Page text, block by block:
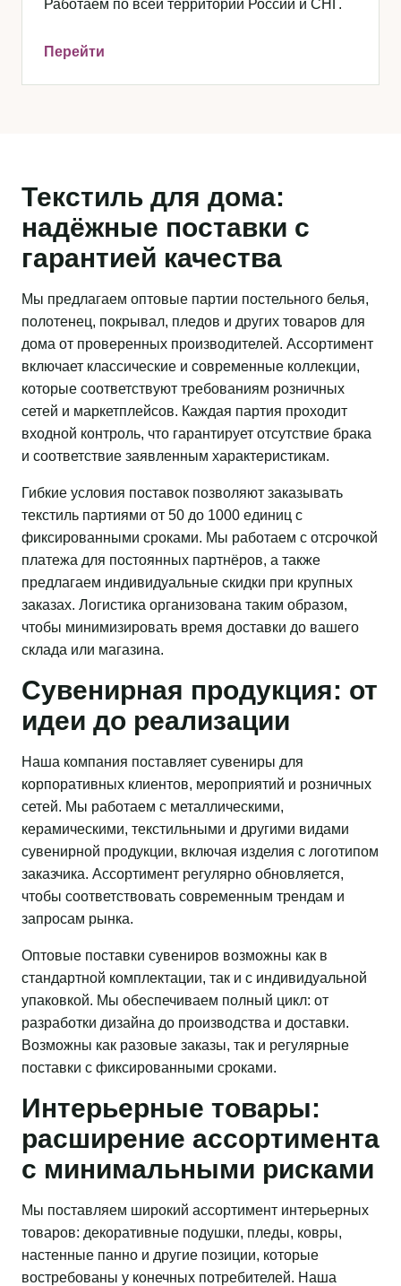
Работаем по всей территории России и СНГ.
Перейти
Текстиль для дома:
надёжные поставки с
гарантией качества
Мы предлагаем оптовые партии постельного белья,
полотенец, покрывал, пледов и других товаров для
дома от проверенных производителей. Ассортимент
включает классические и современные коллекции,
которые соответствуют требованиям розничных
сетей и маркетплейсов. Каждая партия проходит
входной контроль, что гарантирует отсутствие брака
и соответствие заявленным характеристикам.
Гибкие условия поставок позволяют заказывать
текстиль партиями от 50 до 1000 единиц с
фиксированными сроками. Мы работаем с отсрочкой
платежа для постоянных партнёров, а также
предлагаем индивидуальные скидки при крупных
заказах. Логистика организована таким образом,
чтобы минимизировать время доставки до вашего
склада или магазина.
Сувенирная продукция: от
идеи до реализации
Наша компания поставляет сувениры для
корпоративных клиентов, мероприятий и розничных
сетей. Мы работаем с металлическими,
керамическими, текстильными и другими видами
сувенирной продукции, включая изделия с логотипом
заказчика. Ассортимент регулярно обновляется,
чтобы соответствовать современным трендам и
запросам рынка.
Оптовые поставки сувениров возможны как в
стандартной комплектации, так и с индивидуальной
упаковкой. Мы обеспечиваем полный цикл: от
разработки дизайна до производства и доставки.
Возможны как разовые заказы, так и регулярные
поставки с фиксированными сроками.
Интерьерные товары:
расширение ассортимента
с минимальными рисками
Мы поставляем широкий ассортимент интерьерных
товаров: декоративные подушки, пледы, ковры,
настенные панно и другие позиции, которые
востребованы у конечных потребителей. Наша